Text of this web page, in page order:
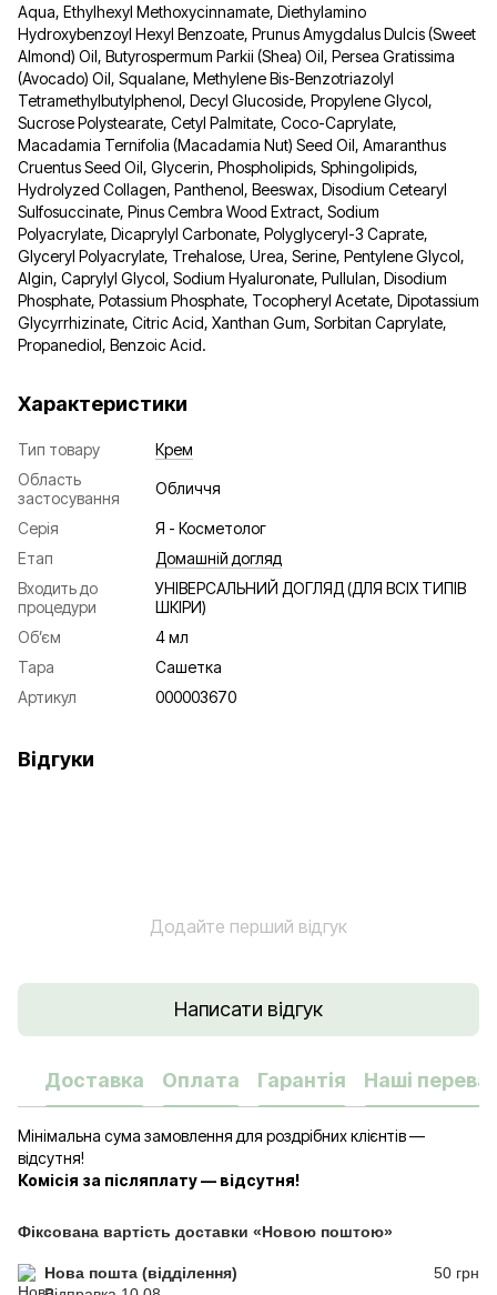
Aqua, Ethylhexyl Methoxycinnamate, Diethylamino
Hydroxybenzoyl Hexyl Benzoate, Prunus Amygdalus Dulcis (Sweet
Almond) Oil, Butyrospermum Parkii (Shea) Oil, Рersea Gratissima
(Avocado) Oil, Squalane, Methylene Bis-Benzotriazolyl
Tetramethylbutylphenol, Decyl Glucoside, Propylene Glycol,
Sucrose Polystearate, Cetyl Palmitate, Coco-Caprylate,
Macadamia Ternifolia (Macadamia Nut) Seed Oil, Amaranthus
Cruentus Seed Oil, Glycerin, Phospholipids, Sphingolipids,
Hydrolyzed Collagen, Panthenol, Beeswax, Disodium Cetearyl
Sulfosuccinate, Pinus Cembra Wood Extract, Sodium
Polyacrylate, Dicaprylyl Carbonate, Polyglyceryl-3 Caprate,
Glyceryl Polyacrylate, Trehalose, Urea, Serine, Pentylene Glycol,
Algin, Caprylyl Glycol, Sodium Hyaluronate, Pullulan, Disodium
Phosphate, Potassium Phosphate, Tocopheryl Acetate, Dipotassium
Glycyrrhizinate, Citric Acid, Xanthan Gum, Sorbitan Caprylate,
Propanediol, Benzoic Acid.
Характеристики
Тип товару
Крем
Область
застосування
Обличчя
Серія
Я - Косметолог
Етап
Домашній догляд
Входить до
процедури
УНІВЕРСАЛЬНИЙ ДОГЛЯД (ДЛЯ ВСІХ ТИПІВ
ШКІРИ)
Об’єм
4 мл
Тара
Сашетка
Артикул
000003670
Відгуки
Додайте перший відгук
Написати відгук
Доставка Оплата Гарантія Наші
Мінімальна сума замовлення для роздрібних клієнтів —
відсутня!
Комісія за післяплату — відсутня!
Фіксована вартість доставки «Новою поштою»
Нова пошта (відділення)
50 грн